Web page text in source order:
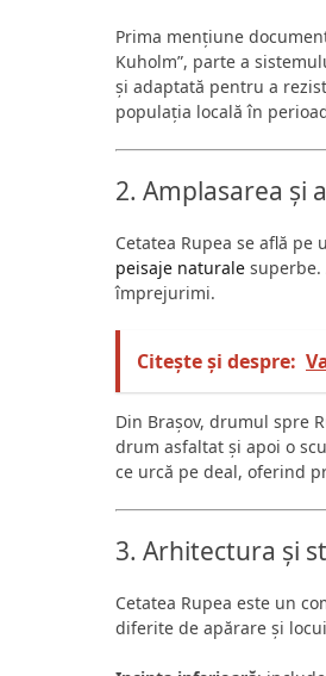
Prima mențiune
Kuholm”, parte a
și adaptată pentru a
populația locală în
2. Amplasarea și
Cetatea Rupea se află
peisaje naturale superbe.
împrejurimi.
Citește și despre:
Din Brașov, drumul spre
drum asfaltat și apoi o
ce urcă pe deal, oferind
3. Arhitectura și
Cetatea Rupea este un
diferite de apărare și